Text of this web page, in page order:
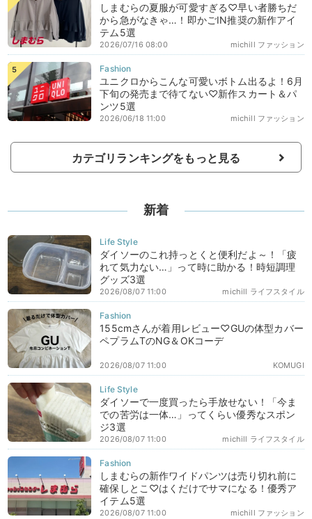
しまむらの夏服が可愛すぎる♡早い者勝ちだ
から急がなきゃ…！即かごIN推奨の新作アイ
テム5選
michill ファッション
2026/07/16 08:00
ユニクロからこんな可愛いボトム出るよ！6月
下旬の発売まで待てない♡新作スカート＆パ
ンツ5選
michill ファッション
2026/06/18 11:00
カテゴリランキングをもっと見る
新着
ダイソーのこれ持っとくと便利だよ～！「疲
れて気力ない…」って時に助かる！時短調理
グッズ3選
michill ライフスタイル
2026/08/07 11:00
155cmさんが着用レビュー♡GUの体型カバー
ペプラムTのNG＆OKコーデ
KOMUGI
2026/08/07 11:00
ダイソーで一度買ったら手放せない！「今ま
での苦労は一体…」ってくらい優秀なスポン
ジ3選
michill ライフスタイル
2026/08/07 11:00
しまむらの新作ワイドパンツは売り切れ前に
確保しとこ♡はくだけでサマになる！優秀ア
イテム5選
michill ファッション
2026/08/07 11:00